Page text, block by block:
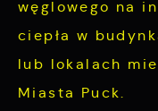
węglowego na
ciepła w
lub lokalach
Miasta Puck.
lub firm
innych
treści w postaci
komunikatów